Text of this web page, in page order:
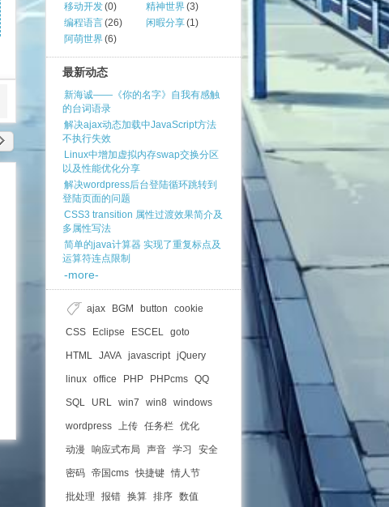
移动开发(0) 精神世界(3)
编程语言(26) 闲暇分享(1)
阿萌世界(6)
最新动态
新海诚——《你的名字》自我有感触
的台词语录
解决ajax动态加载中JavaScript方法
不执行失效
Linux中增加虚拟内存swap交换分区
以及性能优化分享
解决wordpress后台登陆循环跳转到
登陆页面的问题
CSS3 transition 属性过渡效果简介及
多属性写法
简单的java计算器 实现了重复标点及
运算符连点限制
-more-
ajax BGM button cookie
CSS Eclipse ESCEL goto
HTML JAVA javascript jQuery
linux office PHP PHPcms QQ
SQL URL win7 win8 windows
wordpress 上传 任务栏 优化
动漫 响应式布局 声音 学习 安全
密码 帝国cms 快捷键 情人节
批处理 报错 换算 排序 数值